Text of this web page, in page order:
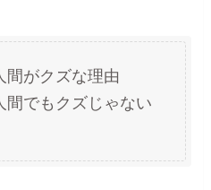
間がクズな理由
間でもクズじゃない